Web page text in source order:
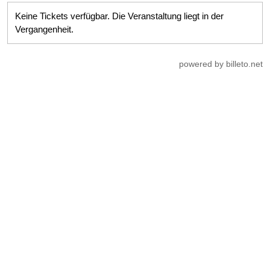
Keine Tickets verfügbar. Die Veranstaltung liegt in der
Vergangenheit.
powered by billeto.net